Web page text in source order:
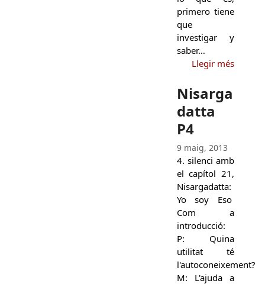
primero tiene
que
investigar y
saber…
Llegir més
Nisarga
datta
P4
9 maig, 2013
4. silenci amb
el capítol 21,
Nisargadatta:
Yo soy Eso
Com a
introducció:
P: Quina
utilitat té
l'autoconeixement?
M: L'ajuda a